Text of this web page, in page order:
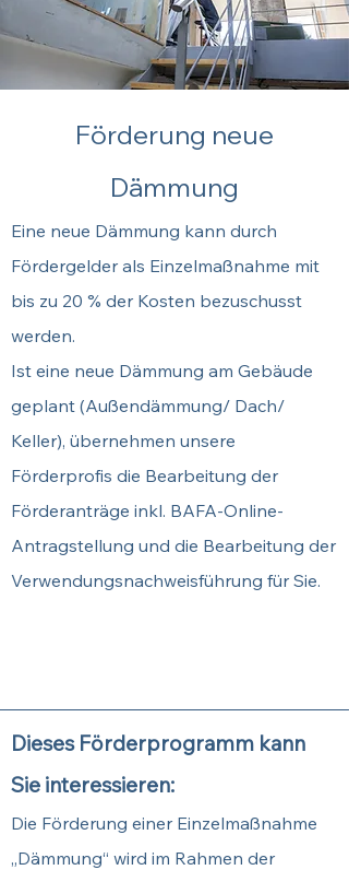
Förderung neue
Dämmung
Eine neue Dämmung kann durch
Fördergelder als Einzelmaßnahme mit
bis zu 20 % der Kosten bezuschusst
werden.
Ist eine neue Dämmung am Gebäude
geplant (Außendämmung/ Dach/
Keller), übernehmen unsere
Förderprofis die Bearbeitung der
Förderanträge inkl. BAFA-Online-
Antragstellung und die Bearbeitung der
Verwendungsnachweisführung für Sie.
Dieses Förderprogramm kann
Sie interessieren:
Die Förderung einer Einzelmaßnahme
„Dämmung“ wird im Rahmen der